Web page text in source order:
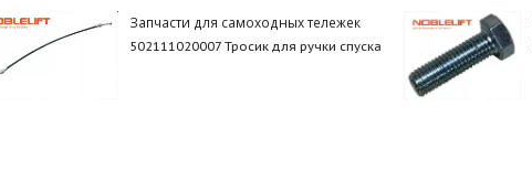
Запчасти для самоходных тележек
502111020007 Тросик для ручки спуска